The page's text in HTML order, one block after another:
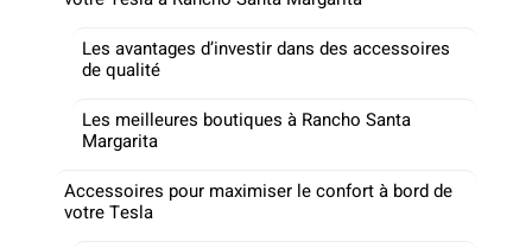
Les avantages d’investir dans des accessoires
de qualité
Les meilleures boutiques à Rancho Santa
Margarita
Accessoires pour maximiser le confort à bord de
votre Tesla